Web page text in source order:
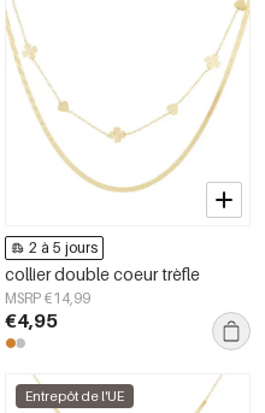
2 à 5 jours
collier double coeur trèfle
MSRP €14,99
€4,95
Entrepôt de l'UE